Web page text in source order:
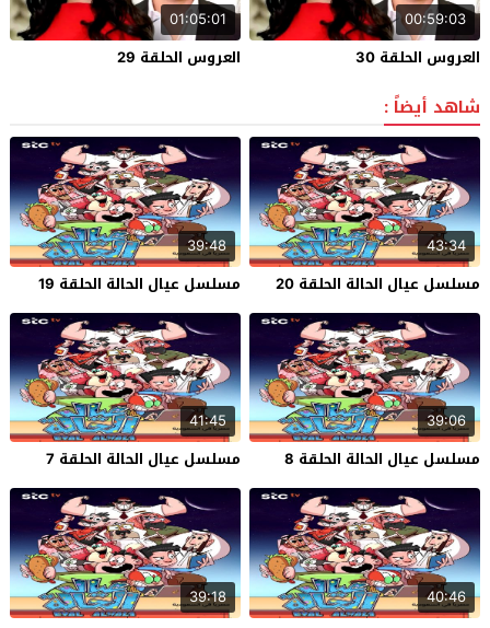
00:59:03
العروس الحلقة 30
01:05:01
العروس الحلقة 29
شاهد أيضاً :
43:34
مسلسل عيال الحالة الحلقة 20
39:48
مسلسل عيال الحالة الحلقة 19
39:06
مسلسل عيال الحالة الحلقة 8
41:45
مسلسل عيال الحالة الحلقة 7
40:46
39:18